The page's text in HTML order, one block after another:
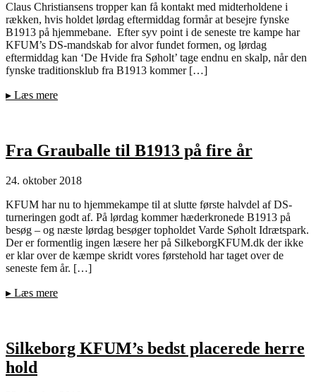
Claus Christiansens tropper kan få kontakt med midterholdene i
rækken, hvis holdet lørdag eftermiddag formår at besejre fynske
B1913 på hjemmebane. Efter syv point i de seneste tre kampe har
KFUM’s DS-mandskab for alvor fundet formen, og lørdag
eftermiddag kan ‘De Hvide fra Søholt’ tage endnu en skalp, når den
fynske traditionsklub fra B1913 kommer […]
▸ Læs mere
Fra Grauballe til B1913 på fire år
24. oktober 2018
KFUM har nu to hjemmekampe til at slutte første halvdel af DS-
turneringen godt af. På lørdag kommer hæderkronede B1913 på
besøg – og næste lørdag besøger topholdet Varde Søholt Idrætspark.
Der er formentlig ingen læsere her på SilkeborgKFUM.dk der ikke
er klar over de kæmpe skridt vores førstehold har taget over de
seneste fem år. […]
▸ Læs mere
Silkeborg KFUM’s bedst placerede herre
hold